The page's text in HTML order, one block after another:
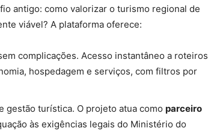
antigo: como valorizar o turismo regional de
viável? A plataforma oferece:
complicações. Acesso instantâneo a roteiros
hospedagem e serviços, com filtros por
gestão turística. O projeto atua como parceiro
às exigências legais do Ministério do